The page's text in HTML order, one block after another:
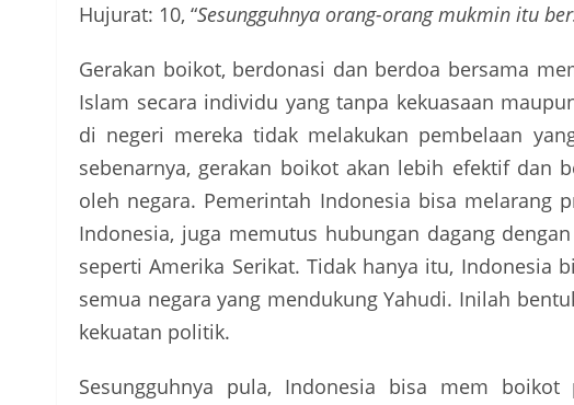
Hujurat: 10, “Sesungguhnya orang-orang mukmin itu
Gerakan boikot, berdonasi dan berdoa bersama
Islam secara individu yang tanpa kekuasaan
di negeri mereka tidak melakukan pembelaan
sebenarnya, gerakan boikot akan lebih efektif dan
oleh negara. Pemerintah Indonesia bisa melarang
Indonesia, juga memutus hubungan dagang
seperti Amerika Serikat. Tidak hanya itu, Indonesia
semua negara yang mendukung Yahudi. Inilah
kekuatan politik.
Sesungguhnya pula, Indonesia bisa mem